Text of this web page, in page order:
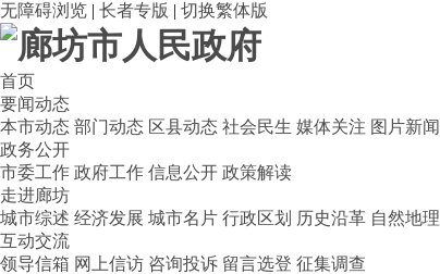
无障碍浏览 | 长者专版 | 切换繁体版
首页
要闻动态
本市动态 部门动态 区县动态 社会民生 媒体关注 图片新闻
政务公开
市委工作 政府工作 信息公开 政策解读
走进廊坊
城市综述 经济发展 城市名片 行政区划 历史沿革 自然地理
互动交流
领导信箱 网上信访 咨询投诉 留言选登 征集调查